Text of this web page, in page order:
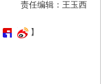
责任编辑：王玉西
】